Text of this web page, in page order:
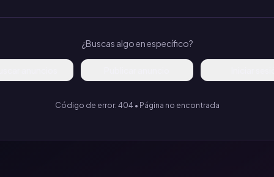
¿Buscas algo en específico?
Código de error: 404 • Página no encontrada